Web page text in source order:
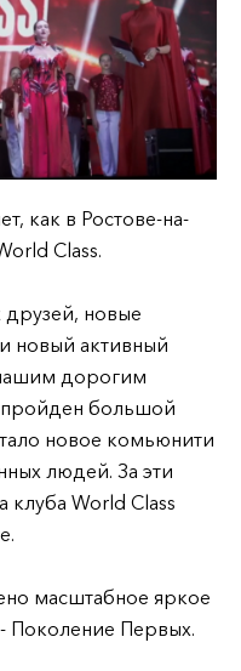
как в Ростове-на-
Class.
новые
новый активный
дорогим
пройден большой
новое комьюнити
людей. За эти
клуба World Class
масштабное яркое
Поколение Первых.